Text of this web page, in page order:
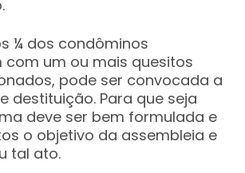
¼ dos condôminos
um ou mais quesitos
pode ser convocada a
destituição. Para que seja
deve ser bem formulada e
o objetivo da assembleia e
tal ato.